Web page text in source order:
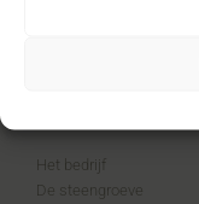
Het bedrijf
De steengroeve